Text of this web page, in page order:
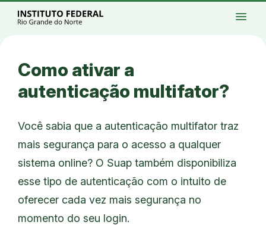
Ir para a página inicial
Ir para a busca
Alto contraste
Login da Área Administrativa
Acessibilidade
menu
Como ativar a
autenticação multifator?
Você sabia que a autenticação multifator traz
mais segurança para o acesso a qualquer
sistema online? O Suap também disponibiliza
esse tipo de autenticação com o intuito de
oferecer cada vez mais segurança no
momento do seu login.